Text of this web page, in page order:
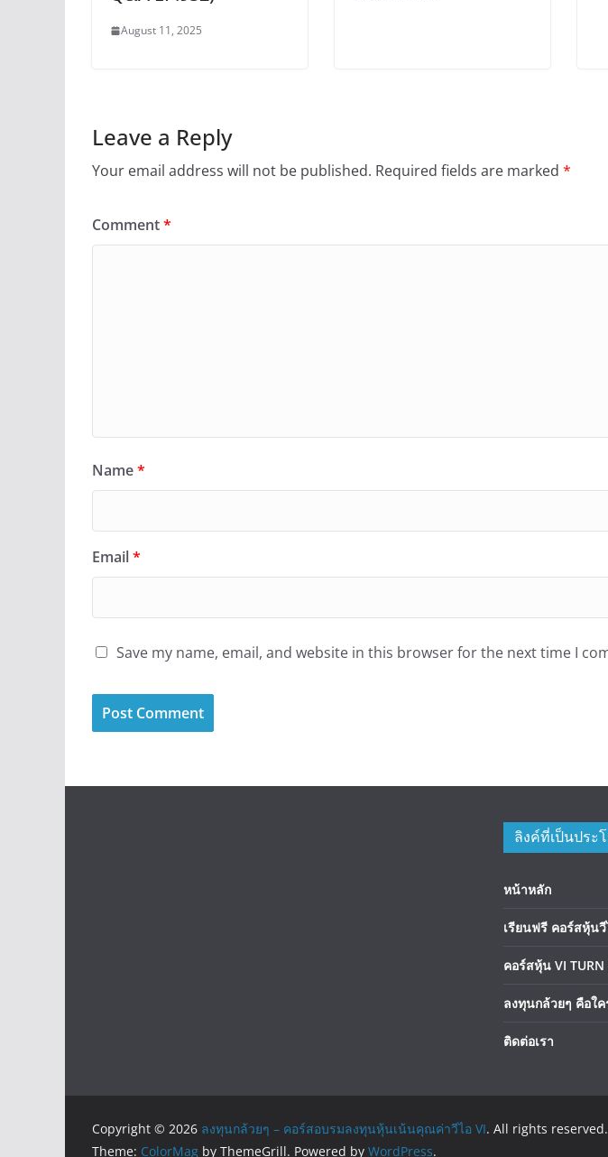
August 11, 2025
Leave a Reply
Your email address will not be published. Required fields are marked *
Comment*
Name*
Email*
Save my name, email, and website in this browser for the next time I
ลิงค์ที่เป็นประ
หน้าหลัก
เรียนฟรี คอร์สหุ้นวี
คอร์สหุ้น VI TURN
ลงทุนกล้วยๆ คือใค
ติดต่อเรา
Copyright © 2026 ลงทุนกล้วยๆ – คอร์สอบรมลงทุนหุ้นเน้นคุณค่าวีไอ VI. All rights reserved.
Theme: ColorMag by ThemeGrill. Powered by WordPress.